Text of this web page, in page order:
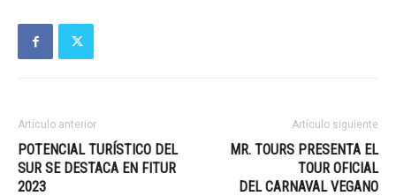
Artículo anterior
POTENCIAL TURÍSTICO DEL
SUR SE DESTACA EN FITUR
2023
Artículo siguiente
MR. TOURS PRESENTA EL
TOUR OFICIAL
DEL CARNAVAL VEGANO